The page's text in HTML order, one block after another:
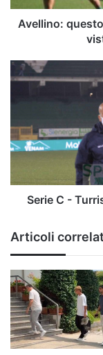
vista
della
Pescara
Avellino:
Serie
C
sarà
Padalino
il
nuovo
allenatore
Serie C -
Articoli